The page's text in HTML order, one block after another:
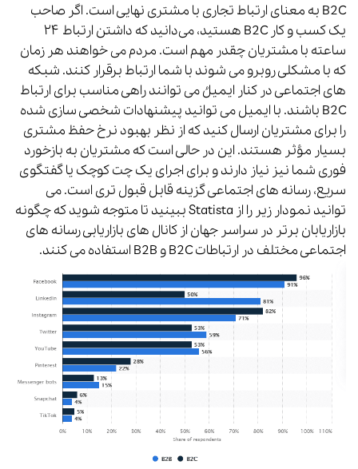
B2C به معنای ارتباط تجاری با مشتری نهایی است. اگر صاحب
یک کسب و کار B2C هستید، می‌دانید که داشتن ارتباط ۲۴
ساعته با مشتریان چقدر مهم است. مردم می خواهند هر زمان
که با مشکلی روبرو می شوند با شما ارتباط برقرار کنند. شبکه
های اجتماعی در کنار ایمیلُ می توانند راهی مناسب برای ارتباط
B2C باشند. با ایمیل می توانید پیشنهادات شخصی سازی شده
را برای مشتریان ارسال کنید که از نظر بهبود نرخ حفظ مشتری
بسیار مؤثر هستند. این در حالی است که مشتریان به بازخورد
فوری شما نیز نیاز دارند و برای اجرای یک چت کوچک یا گفتگوی
سریع، رسانه های اجتماعی گزینه قابل قبول تری است. می
توانید نمودار زیر را از Statista ببینید تا متوجه شوید که چگونه
بازاریابان برتر در سراسر جهان از کانال های بازاریابی رسانه های
اجتماعی مختلف در ارتباطات B2C و B2B استفاده می کنند.